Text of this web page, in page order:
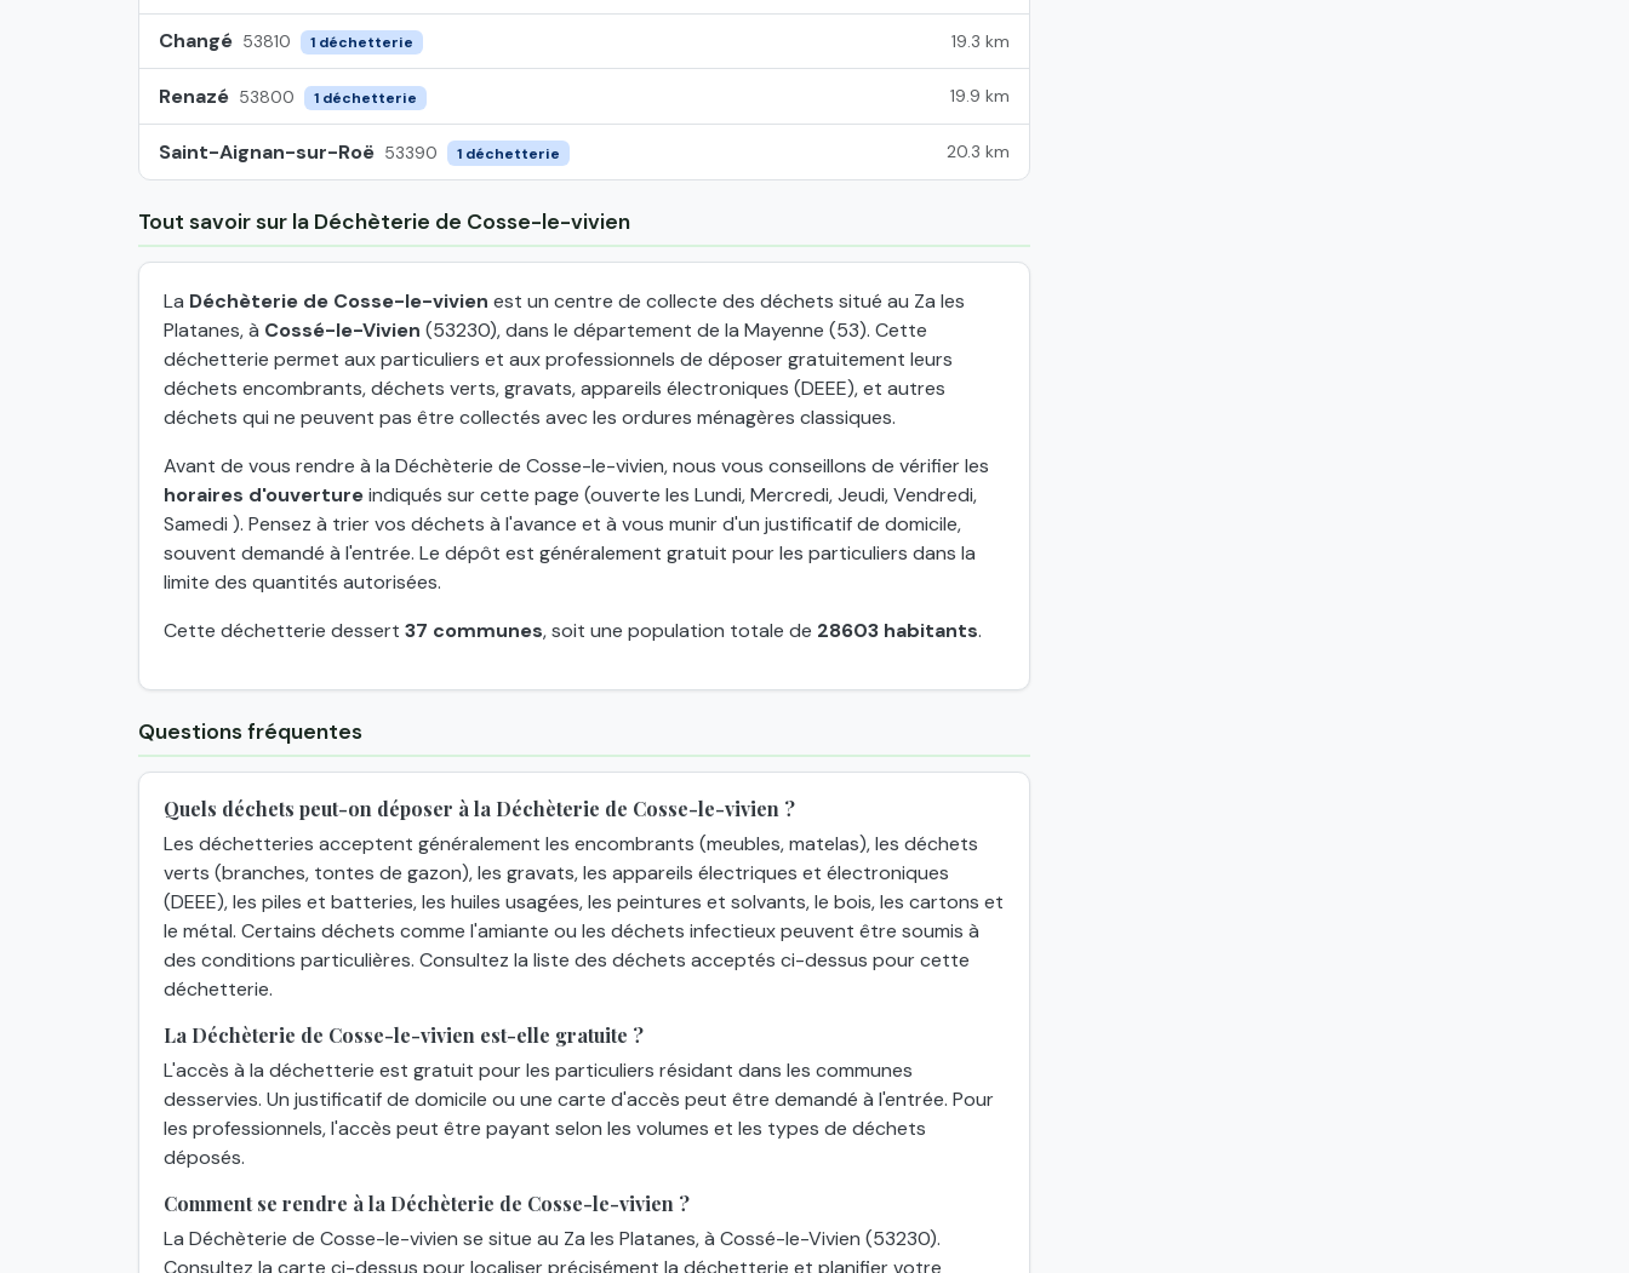
Changé 53810 1 déchetterie 19.3 km
Renazé 53800 1 déchetterie 19.9 km
Saint-Aignan-sur-Roë 53390 1 déchetterie 20.3 km
Tout savoir sur la Déchèterie de Cosse-le-vivien
La Déchèterie de Cosse-le-vivien est un centre de collecte des déchets situé au Za les
Platanes, à Cossé-le-Vivien (53230), dans le département de la Mayenne (53). Cette
déchetterie permet aux particuliers et aux professionnels de déposer gratuitement leurs
déchets encombrants, déchets verts, gravats, appareils électroniques (DEEE), et autres
déchets qui ne peuvent pas être collectés avec les ordures ménagères classiques.
Avant de vous rendre à la Déchèterie de Cosse-le-vivien, nous vous conseillons de vérifier les
horaires d'ouvertureindiqués sur cette page (ouverte les Lundi, Mercredi, Jeudi, Vendredi,
Samedi ). Pensez à trier vos déchets à l'avance et à vous munir d'un justificatif de domicile,
souvent demandé à l'entrée. Le dépôt est généralement gratuit pour les particuliers dans la
limite des quantités autorisées.
Cette déchetterie dessert 37 communes, soit une population totale de 28603 habitants.
Questions fréquentes
Quels déchets peut-on déposer à la Déchèterie de Cosse-le-vivien ?
Les déchetteries acceptent généralement les encombrants (meubles, matelas), les déchets
verts (branches, tontes de gazon), les gravats, les appareils électriques et électroniques
(DEEE), les piles et batteries, les huiles usagées, les peintures et solvants, le bois, les cartons et
le métal. Certains déchets comme l'amiante ou les déchets infectieux peuvent être soumis à
des conditions particulières. Consultez la liste des déchets acceptés ci-dessus pour cette
déchetterie.
La Déchèterie de Cosse-le-vivien est-elle gratuite ?
L'accès à la déchetterie est gratuit pour les particuliers résidant dans les communes
desservies. Un justificatif de domicile ou une carte d'accès peut être demandé à l'entrée. Pour
les professionnels, l'accès peut être payant selon les volumes et les types de déchets
déposés.
Comment se rendre à la Déchèterie de Cosse-le-vivien ?
La Déchèterie de Cosse-le-vivien se situe au Za les Platanes, à Cossé-le-Vivien (53230).
Consultez la carte ci-dessus pour localiser précisément la déchetterie et planifier votre